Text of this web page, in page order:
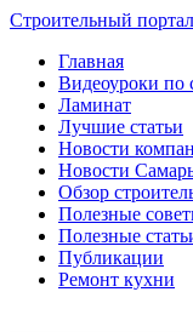
Строительный
Главная
Видеоуроки по
Ламинат
Лучшие статьи
Новости
Новости
Обзор
Полезные
Полезные
Публикации
Ремонт кухни